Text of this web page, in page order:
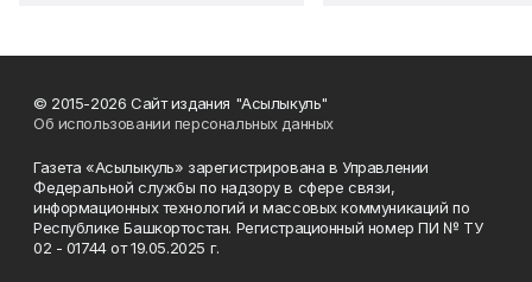
© 2015-2026 Сайт издания "Асылыкуль"
Об использовании персональных данных
Газета «Асылыкуль» зарегистрирована в Управлении
Федеральной службы по надзору в сфере связи,
информационных технологий и массовых коммуникаций по
Республике Башкортостан. Регистрационный номер ПИ № ТУ
02 - 01744 от 19.05.2025 г.